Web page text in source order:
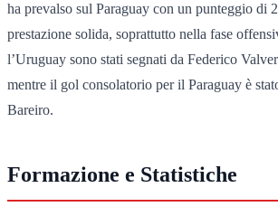
ha prevalso sul Paraguay con un punteggio di
prestazione solida, soprattutto nella fase
l’Uruguay sono stati segnati da Federico
mentre il gol consolatorio per il Paraguay è
Bareiro.
Formazione e Statistiche